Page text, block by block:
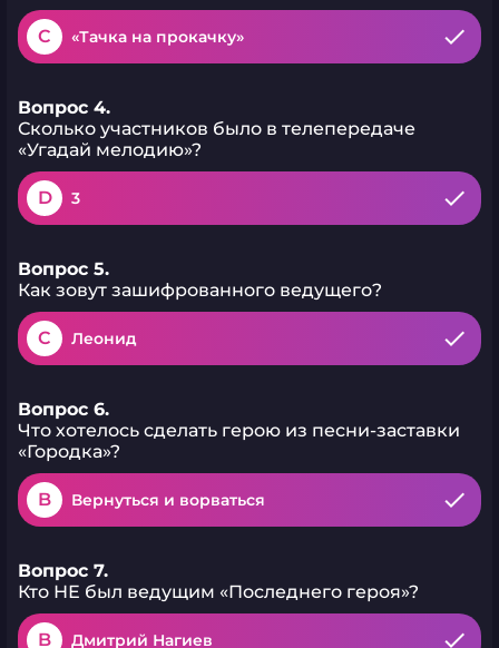
C «Тачка на прокачку»
Вопрос 4.
Сколько участников было в телепередаче
«Угадай мелодию»?
D 3
Вопрос 5.
Как зовут зашифрованного ведущего?
C Леонид
Вопрос 6.
Что хотелось сделать герою из песни-заставки
«Городка»?
B Вернуться и ворваться
Вопрос 7.
Кто НЕ был ведущим «Последнего героя»?
B Дмитрий Нагиев